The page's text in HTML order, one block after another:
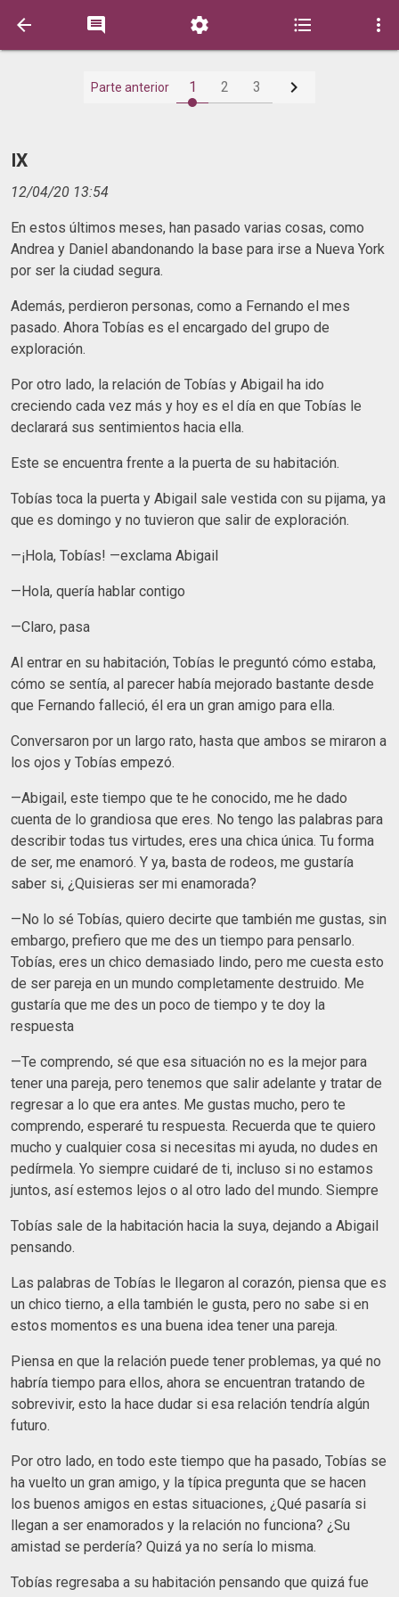
    
Parte anterior 1 2 3 
IX
12/04/20 13:54
En estos últimos meses, han pasado varias cosas, como
Andrea y Daniel abandonando la base para irse a Nueva York
por ser la ciudad segura.
Además, perdieron personas, como a Fernando el mes
pasado. Ahora Tobías es el encargado del grupo de
exploración.
Por otro lado, la relación de Tobías y Abigail ha ido
creciendo cada vez más y hoy es el día en que Tobías le
declarará sus sentimientos hacia ella.
Este se encuentra frente a la puerta de su habitación.
Tobías toca la puerta y Abigail sale vestida con su pijama, ya
que es domingo y no tuvieron que salir de exploración.
—¡Hola, Tobías! —exclama Abigail
—Hola, quería hablar contigo
—Claro, pasa
Al entrar en su habitación, Tobías le preguntó cómo estaba,
cómo se sentía, al parecer había mejorado bastante desde
que Fernando falleció, él era un gran amigo para ella.
Conversaron por un largo rato, hasta que ambos se miraron a
los ojos y Tobías empezó.
—Abigail, este tiempo que te he conocido, me he dado
cuenta de lo grandiosa que eres. No tengo las palabras para
describir todas tus virtudes, eres una chica única. Tu forma
de ser, me enamoró. Y ya, basta de rodeos, me gustaría
saber si, ¿Quisieras ser mi enamorada?
—No lo sé Tobías, quiero decirte que también me gustas, sin
embargo, prefiero que me des un tiempo para pensarlo.
Tobías, eres un chico demasiado lindo, pero me cuesta esto
de ser pareja en un mundo completamente destruido. Me
gustaría que me des un poco de tiempo y te doy la
respuesta
—Te comprendo, sé que esa situación no es la mejor para
tener una pareja, pero tenemos que salir adelante y tratar de
regresar a lo que era antes. Me gustas mucho, pero te
comprendo, esperaré tu respuesta. Recuerda que te quiero
mucho y cualquier cosa si necesitas mi ayuda, no dudes en
pedírmela. Yo siempre cuidaré de ti, incluso si no estamos
juntos, así estemos lejos o al otro lado del mundo. Siempre
Tobías sale de la habitación hacia la suya, dejando a Abigail
pensando.
Las palabras de Tobías le llegaron al corazón, piensa que es
un chico tierno, a ella también le gusta, pero no sabe si en
estos momentos es una buena idea tener una pareja.
Piensa en que la relación puede tener problemas, ya qué no
habría tiempo para ellos, ahora se encuentran tratando de
sobrevivir, esto la hace dudar si esa relación tendría algún
futuro.
Por otro lado, en todo este tiempo que ha pasado, Tobías se
ha vuelto un gran amigo, y la típica pregunta que se hacen
los buenos amigos en estas situaciones, ¿Qué pasaría si
llegan a ser enamorados y la relación no funciona? ¿Su
amistad se perdería? Quizá ya no sería lo misma.
Tobías regresaba a su habitación pensando que quizá fue